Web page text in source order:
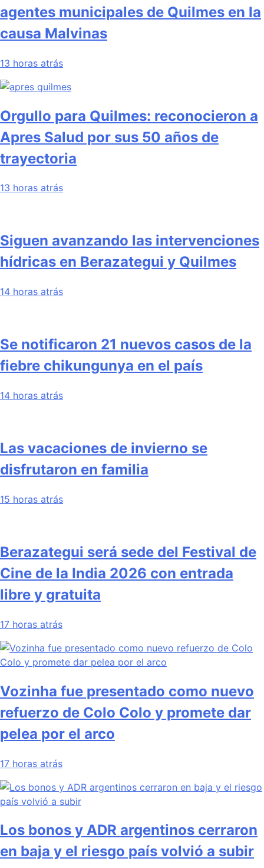
agentes municipales de Quilmes en la
causa Malvinas
13 horas atrás
Orgullo para Quilmes: reconocieron a
Apres Salud por sus 50 años de
trayectoria
13 horas atrás
Siguen avanzando las intervenciones
hídricas en Berazategui y Quilmes
14 horas atrás
Se notificaron 21 nuevos casos de la
fiebre chikungunya en el país
14 horas atrás
Las vacaciones de invierno se
disfrutaron en familia
15 horas atrás
Berazategui será sede del Festival de
Cine de la India 2026 con entrada
libre y gratuita
17 horas atrás
Vozinha fue presentado como nuevo
refuerzo de Colo Colo y promete dar
pelea por el arco
17 horas atrás
Los bonos y ADR argentinos cerraron
en baja y el riesgo país volvió a subir